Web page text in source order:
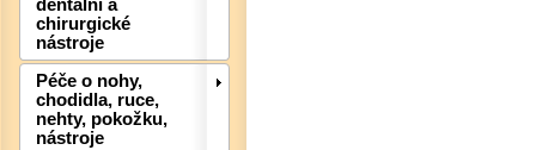
dentální a
chirurgické
nástroje
Péče o nohy,
chodidla, ruce,
nehty, pokožku,
nástroje